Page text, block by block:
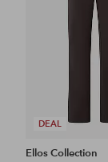
DEAL
Ellos Collection